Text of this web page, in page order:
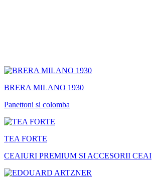
BRERA MILANO 1930
Panettoni si colomba
TEA FORTE
CEAIURI PREMIUM SI ACCESORII CEAI